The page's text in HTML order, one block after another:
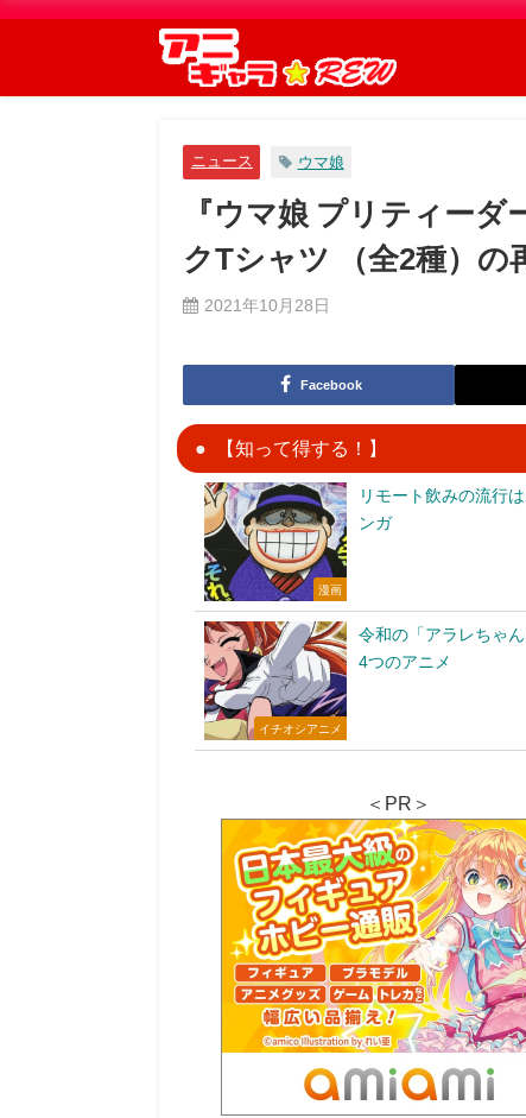
ニュース ウマ娘
『ウマ娘 プリティー
クTシャツ （全2種）の
2021年10月28日
Facebook
【知って得する！】
漫画
リモート飲みの流行
ンガ
イチオシアニメ
令和の「アラレちゃ
4つのアニメ
＜PR＞